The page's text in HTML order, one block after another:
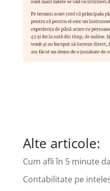
Alte articole:
Cum afli în 5 minute
Contabilitate pe